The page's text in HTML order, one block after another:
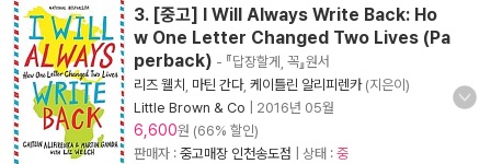
3. [중고] I Will Always Write Back: Ho
w One Letter Changed Two Lives (Pa
perback) - 『답장할게, 꼭』원서
리즈 웰치
마틴 간다, 케이틀린 알리피렌카(지은이)
Little Brown & Co
2016년 05월
6,600원 (66% 할인)
판매자 : 중고매장 인천송도점 | 상태 : 중